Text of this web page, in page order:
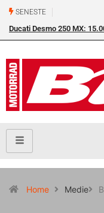
SENESTE
Ducati Desmo 250 MX:
Home Medie